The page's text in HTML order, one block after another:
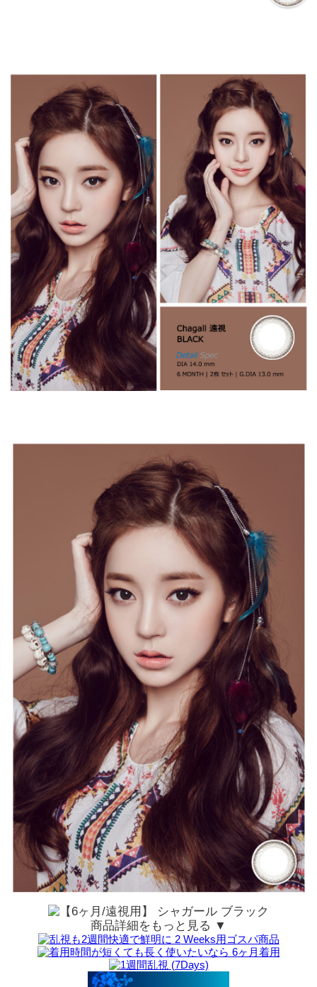
商品詳細をもっと見る ▼